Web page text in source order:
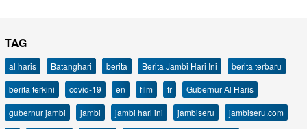
TAG
al haris Batanghari berita Berita Jambi Hari Ini
berita terbaru
berita terkini
covid-19 en film fr
Gubernur Al Haris
gubernur jambi
jambi jambi hari ini jambiseru
jambiseru.com